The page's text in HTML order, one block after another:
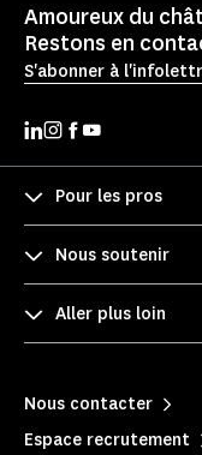
Amoureux du
Restons en
S'abonner à
Pour les pros
Nous soutenir
Aller plus loin
Nous contacter
Espace recrutement